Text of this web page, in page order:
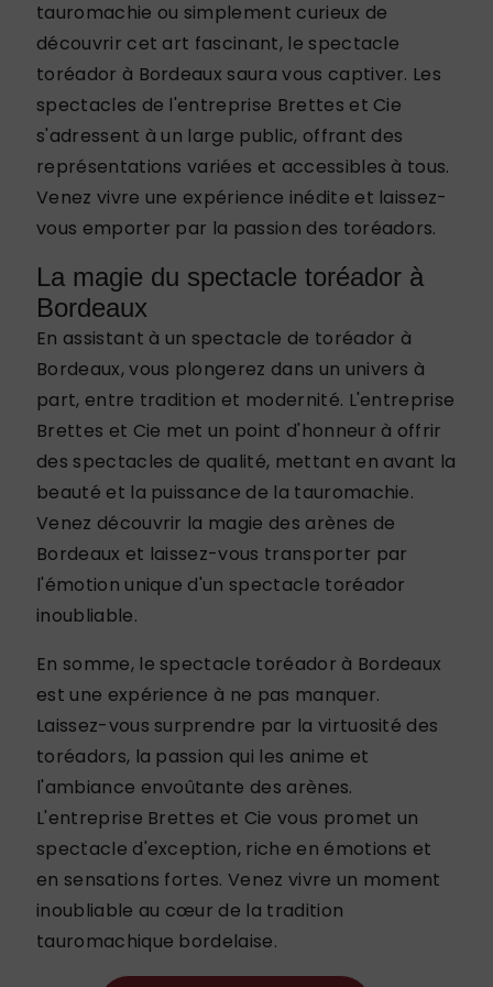
tauromachie ou simplement curieux de
découvrir cet art fascinant, le spectacle
toréador à Bordeaux saura vous captiver. Les
spectacles de l'entreprise Brettes et Cie
s'adressent à un large public, offrant des
représentations variées et accessibles à tous.
Venez vivre une expérience inédite et laissez-
vous emporter par la passion des toréadors.
La magie du spectacle toréador à
Bordeaux
En assistant à un spectacle de toréador à
Bordeaux, vous plongerez dans un univers à
part, entre tradition et modernité. L'entreprise
Brettes et Cie met un point d'honneur à offrir
des spectacles de qualité, mettant en avant la
beauté et la puissance de la tauromachie.
Venez découvrir la magie des arènes de
Bordeaux et laissez-vous transporter par
l'émotion unique d'un spectacle toréador
inoubliable.
En somme, le spectacle toréador à Bordeaux
est une expérience à ne pas manquer.
Laissez-vous surprendre par la virtuosité des
toréadors, la passion qui les anime et
l'ambiance envoûtante des arènes.
L'entreprise Brettes et Cie vous promet un
spectacle d'exception, riche en émotions et
en sensations fortes. Venez vivre un moment
inoubliable au cœur de la tradition
tauromachique bordelaise.